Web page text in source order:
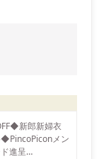
新郎新婦衣
メン
進呈